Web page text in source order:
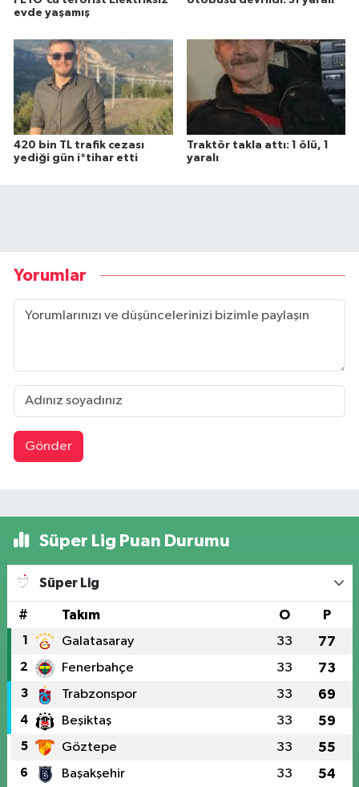
evde yaşamış
420 bin TL trafik cezası
yediği gün i*tihar etti
Traktör takla attı: 1 ölü, 1
yaralı
Yorumlar
Gönder
Süper Lig Puan Durumu
Süper Lig
# Takım O P
1 Galatasaray 33 77
2 Fenerbahçe 33 73
3 Trabzonspor 33 69
4 Beşiktaş 33 59
5 Göztepe 33 55
6 Başakşehir 33 54